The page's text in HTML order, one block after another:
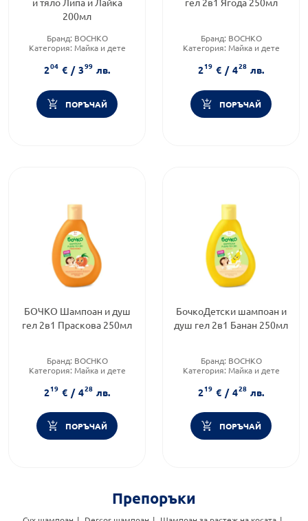
200мл
Бранд: BOCHKO
Категория: Майка и дете
204 € / 399 лв.
ПОРЪЧАЙ
Бранд: BOCHKO
Категория: Майка и дете
219 € / 428 лв.
ПОРЪЧАЙ
БОЧКО Шампоан и душ
гел 2в1 Праскова 250мл
Бранд: BOCHKO
Категория: Майка и дете
219 € / 428 лв.
ПОРЪЧАЙ
БочкоДетски шампоан и
душ гел 2в1 Банан 250мл
Бранд: BOCHKO
Категория: Майка и дете
219 € / 428 лв.
ПОРЪЧАЙ
Препоръки